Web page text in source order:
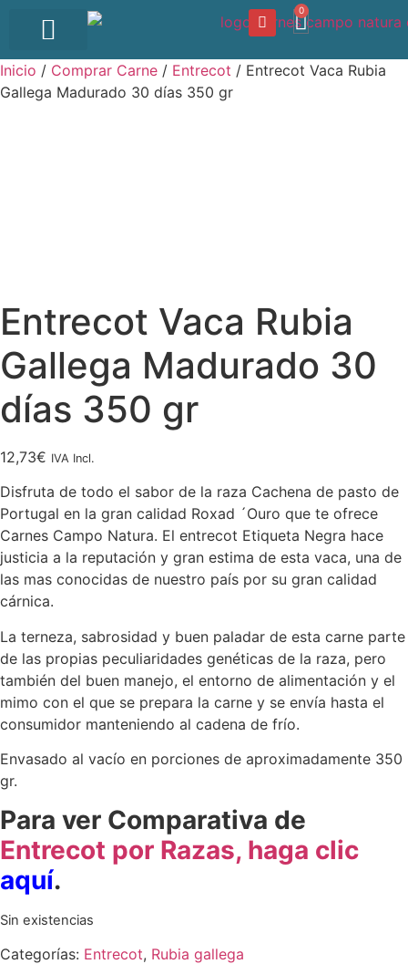
0
Inicio / Comprar Carne / Entrecot / Entrecot Vaca Rubia
Gallega Madurado 30 días 350 gr
Entrecot Vaca Rubia
Gallega Madurado 30
días 350 gr
12,73€ IVA Incl.
Disfruta de todo el sabor de la raza Cachena de pasto de
Portugal en la gran calidad Roxad ´Ouro que te ofrece
Carnes Campo Natura. El entrecot Etiqueta Negra hace
justicia a la reputación y gran estima de esta vaca, una de
las mas conocidas de nuestro país por su gran calidad
cárnica.
La terneza, sabrosidad y buen paladar de esta carne parte
de las propias peculiaridades genéticas de la raza, pero
también del buen manejo, el entorno de alimentación y el
mimo con el que se prepara la carne y se envía hasta el
consumidor manteniendo al cadena de frío.
Envasado al vacío en porciones de aproximadamente 350
gr.
Para ver Comparativa de
Entrecot por Razas, haga clic
aquí.
Sin existencias
Categorías: Entrecot, Rubia gallega